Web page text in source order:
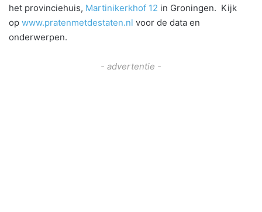
het provinciehuis, Martinikerkhof 12 in Groningen. Kijk
op www.pratenmetdestaten.nl voor de data en
onderwerpen.
- advertentie -